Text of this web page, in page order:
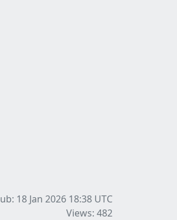
18 Jan 2026 18:38 UTC
Views: 482